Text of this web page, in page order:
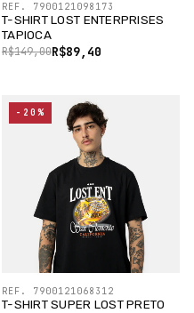
T-SHIRT LOST ENTERPRISES
TAPIOCA
R$89,40
R$149,00
REF. 7900121098173
T-SHIRT SUPER LOST PRETO
REF. 7900121068312
-20%